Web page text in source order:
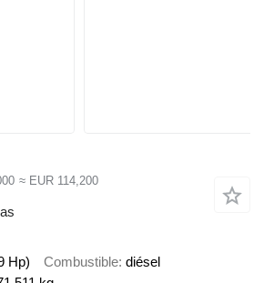
≈ EUR 114,200
Hp) Combustible diésel